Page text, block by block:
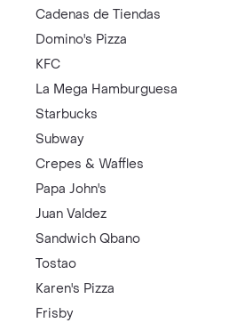
Cadenas de Tiendas
Domino's Pizza
KFC
La Mega Hamburguesa
Starbucks
Subway
Crepes & Waffles
Papa John's
Juan Valdez
Sandwich Qbano
Tostao
Karen's Pizza
Frisby